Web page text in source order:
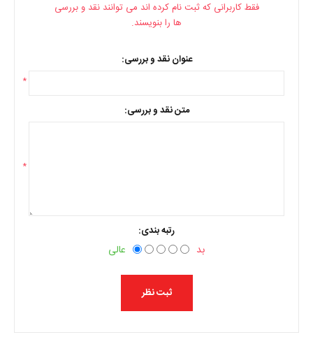
فقط کاربرانی که ثبت نام کرده اند می توانند نقد و بررسی
ها را بنویسند.
عنوان نقد و بررسی:
*
متن نقد و بررسی:
*
رتبه بندی:
بد عالی